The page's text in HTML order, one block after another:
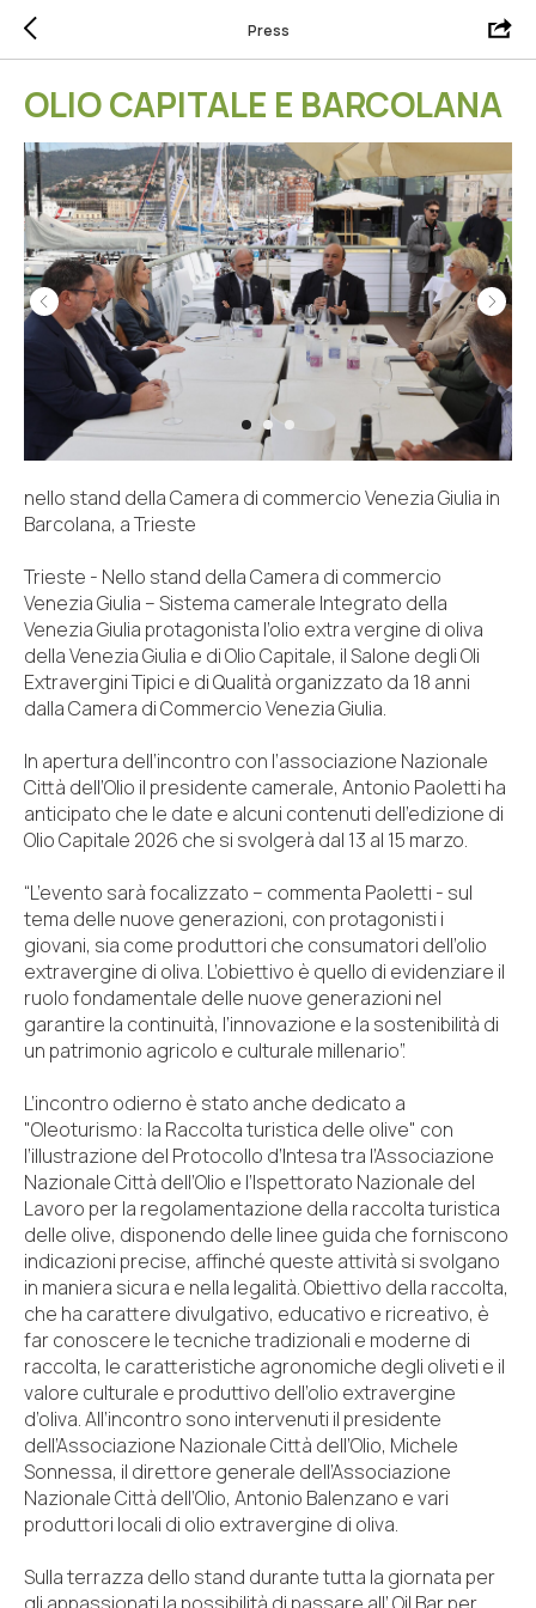
Press
OLIO CAPITALE E BARCOLANA
nello stand della Camera di commercio Venezia Giulia in
Barcolana, a Trieste
Trieste - Nello stand della Camera di commercio
Venezia Giulia – Sistema camerale Integrato della
Venezia Giulia protagonista l’olio extra vergine di oliva
della Venezia Giulia e di Olio Capitale, il Salone degli Oli
Extravergini Tipici e di Qualità organizzato da 18 anni
dalla Camera di Commercio Venezia Giulia.
In apertura dell’incontro con l’associazione Nazionale
Città dell’Olio il presidente camerale, Antonio Paoletti ha
anticipato che le date e alcuni contenuti dell’edizione di
Olio Capitale 2026 che si svolgerà dal 13 al 15 marzo.
“L’evento sarà focalizzato – commenta Paoletti - sul
tema delle nuove generazioni, con protagonisti i
giovani, sia come produttori che consumatori dell’olio
extravergine di oliva. L’obiettivo è quello di evidenziare il
ruolo fondamentale delle nuove generazioni nel
garantire la continuità, l’innovazione e la sostenibilità di
un patrimonio agricolo e culturale millenario”.
L’incontro odierno è stato anche dedicato a
"Oleoturismo: la Raccolta turistica delle olive" con
l’illustrazione del Protocollo d’Intesa tra l’Associazione
Nazionale Città dell’Olio e l’Ispettorato Nazionale del
Lavoro per la regolamentazione della raccolta turistica
delle olive, disponendo delle linee guida che forniscono
indicazioni precise, affinché queste attività si svolgano
in maniera sicura e nella legalità. Obiettivo della raccolta,
che ha carattere divulgativo, educativo e ricreativo, è
far conoscere le tecniche tradizionali e moderne di
raccolta, le caratteristiche agronomiche degli oliveti e il
valore culturale e produttivo dell’olio extravergine
d’oliva. All’incontro sono intervenuti il presidente
dell’Associazione Nazionale Città dell’Olio, Michele
Sonnessa, il direttore generale dell’Associazione
Nazionale Città dell’Olio, Antonio Balenzano e vari
produttori locali di olio extravergine di oliva.
Sulla terrazza dello stand durante tutta la giornata per